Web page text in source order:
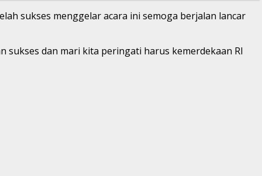
sukses menggelar acara ini semoga berjalan lancar
sukses dan mari kita peringati harus kemerdekaan RI